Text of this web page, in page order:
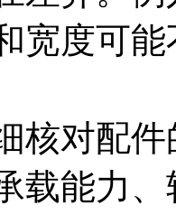
宽度可
核对配
载能力